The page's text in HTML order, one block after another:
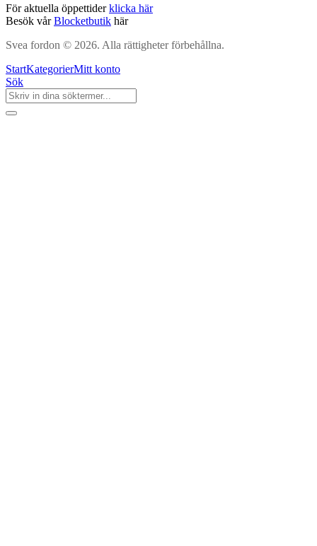
För aktuella öppettiderklicka här
Besök vårBlocketbutik här
Svea fordon © 2026. Alla rättigheter förbehållna.
StartKategorierMitt konto
Sök